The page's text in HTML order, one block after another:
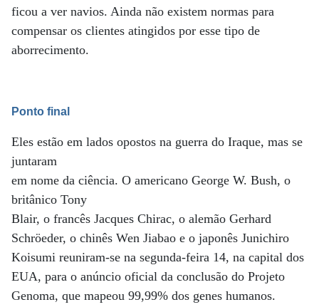
ficou a ver navios. Ainda não existem normas para
compensar os clientes atingidos por esse tipo de
aborrecimento.
Ponto final
Eles estão em lados opostos na guerra do Iraque, mas se
juntaram
em nome da ciência. O americano George W. Bush, o
britânico Tony
Blair, o francês Jacques Chirac, o alemão Gerhard
Schröeder, o chinês Wen Jiabao e o japonês Junichiro
Koisumi reuniram-se na segunda-feira 14, na capital dos
EUA, para o anúncio oficial da conclusão do Projeto
Genoma, que mapeou 99,99% dos genes humanos.